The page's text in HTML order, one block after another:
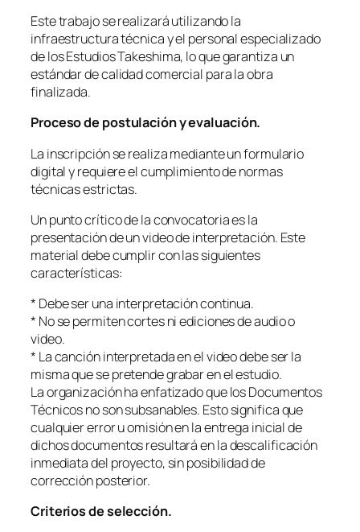
Este trabajo se realizará utilizando la
infraestructura técnica y el personal especializado
de los Estudios Takeshima, lo que garantiza un
estándar de calidad comercial para la obra
finalizada.
Proceso de postulación y evaluación.
La inscripción se realiza mediante un formulario
digital y requiere el cumplimiento de normas
técnicas estrictas.
Un punto crítico de la convocatoria es la
presentación de un video de interpretación. Este
material debe cumplir con las siguientes
características:
* Debe ser una interpretación continua.
* No se permiten cortes ni ediciones de audio o
video.
* La canción interpretada en el video debe ser la
misma que se pretende grabar en el estudio.
La organización ha enfatizado que los Documentos
Técnicos no son subsanables. Esto significa que
cualquier error u omisión en la entrega inicial de
dichos documentos resultará en la descalificación
inmediata del proyecto, sin posibilidad de
corrección posterior.
Criterios de selección.